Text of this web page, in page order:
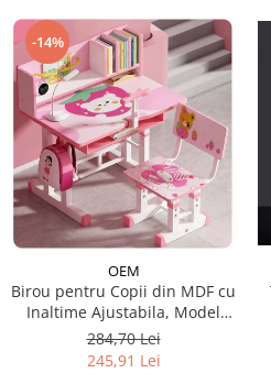
-14%
OEM
Birou pentru Copii din MDF cu
Inaltime Ajustabila, Model
Capsunica Roz
284,70 Lei
245,91 Lei